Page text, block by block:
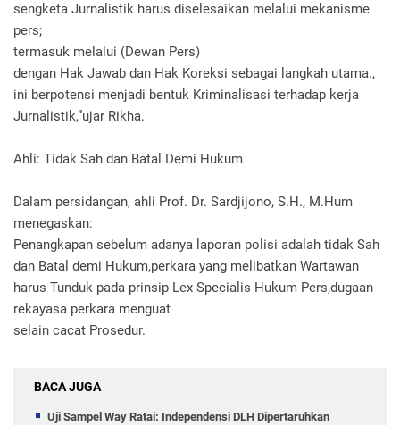
sengketa Jurnalistik harus diselesaikan melalui mekanisme
pers;
termasuk melalui (Dewan Pers)
dengan Hak Jawab dan Hak Koreksi sebagai langkah utama.,
ini berpotensi menjadi bentuk Kriminalisasi terhadap kerja
Jurnalistik,”ujar Rikha.
Ahli: Tidak Sah dan Batal Demi Hukum
Dalam persidangan, ahli Prof. Dr. Sardjijono, S.H., M.Hum
menegaskan:
Penangkapan sebelum adanya laporan polisi adalah tidak Sah
dan Batal demi Hukum,perkara yang melibatkan Wartawan
harus Tunduk pada prinsip Lex Specialis Hukum Pers,dugaan
rekayasa perkara menguat
selain cacat Prosedur.
BACA JUGA
Uji Sampel Way Ratai: Independensi DLH Dipertaruhkan